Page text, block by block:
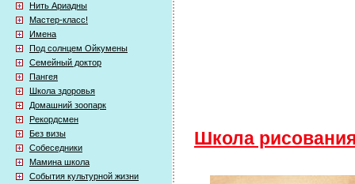
Нить Ариадны
Мастер-класс!
Имена
Под солнцем Ойкумены
Семейный доктор
Пангея
Школа здоровья
Домашний зоопарк
Рекордсмен
Без визы
Собеседники
Мамина школа
События культурной жизни
Школа